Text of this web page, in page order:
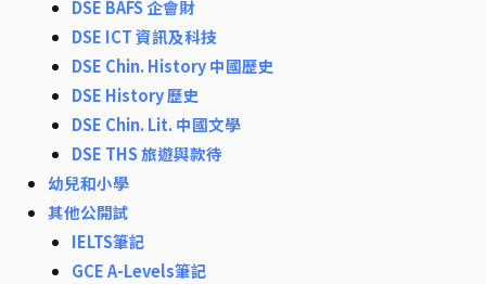
DSE BAFS 企會財
DSE ICT 資訊及科技
DSE Chin. History 中國歷史
DSE History 歷史
DSE Chin. Lit. 中國文學
DSE THS 旅遊與款待
幼兒和小學
其他公開試
IELTS筆記
GCE A-Levels筆記